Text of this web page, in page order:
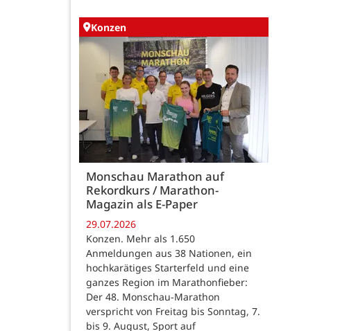
Konzen
Monschau Marathon auf
Rekordkurs / Marathon-
Magazin als E-Paper
29.07.2026
Konzen. Mehr als 1.650
Anmeldungen aus 38 Nationen, ein
hochkarätiges Starterfeld und eine
ganzes Region im Marathonfieber:
Der 48. Monschau-Marathon
verspricht von Freitag bis Sonntag, 7.
bis 9. August, Sport auf